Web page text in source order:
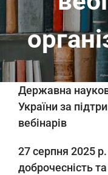
Державна
України за
вебінарів
27 серпня 2025
доброчесність